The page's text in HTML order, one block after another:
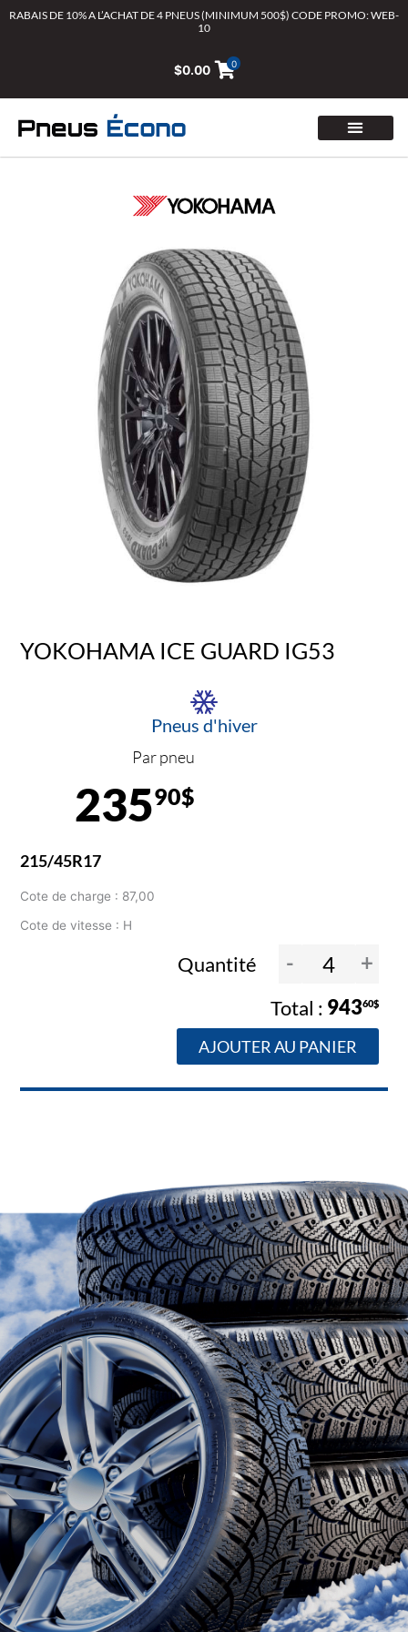
AllerRABAIS DE 10% A L’ACHAT DE 4 PNEUS (MINIMUM 500$) CODE PROMO: WEB-
10
$0.00 0
YOKOHAMA ICE GUARD IG53
Pneus d'hiver
Par pneu
23590$
215/45R17
Cote de charge : 87,00
Cote de vitesse : H
Quantité - +
94360$
AJOUTER AU PANIER